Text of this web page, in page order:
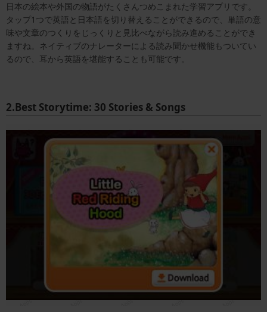
日本の絵本や外国の物語がたくさんつめこまれた学習アプリです。
タップ1つで英語と日本語を切り替えることができるので、単語の意
味や文章のつくりをじっくりと見比べながら読み進めることができ
ますね。ネイティブのナレーターによる読み聞かせ機能もついてい
るので、耳から英語を堪能することも可能です。
2.Best Storytime: 30 Stories & Songs